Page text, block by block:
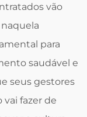
vão
para
saudável e
seus gestores
fazer de